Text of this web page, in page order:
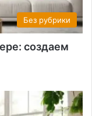
Без рубрики
создаем